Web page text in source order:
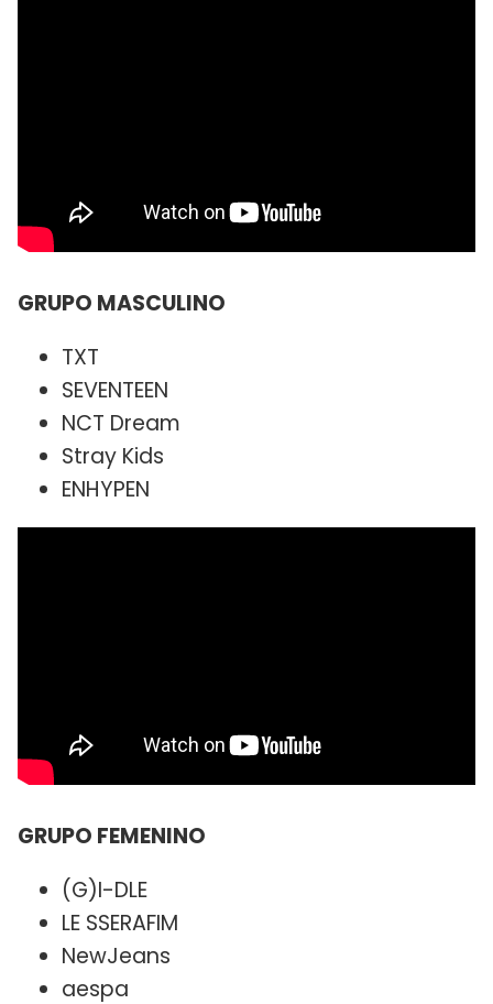
GRUPO MASCULINO
TXT
SEVENTEEN
NCT Dream
Stray Kids
ENHYPEN
GRUPO FEMENINO
(G)I-DLE
LE SSERAFIM
NewJeans
aespa